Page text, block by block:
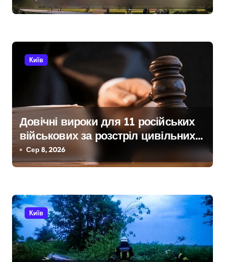
а
и
в
покинув місто
Київ
Довічні вироки для 11 російських
військових за розстріл цивільних
на Київщині
Сер 8, 2026
Київ